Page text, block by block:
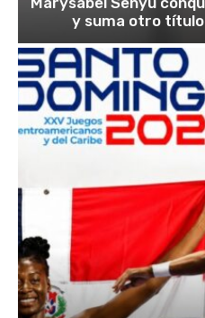
y suma otro título